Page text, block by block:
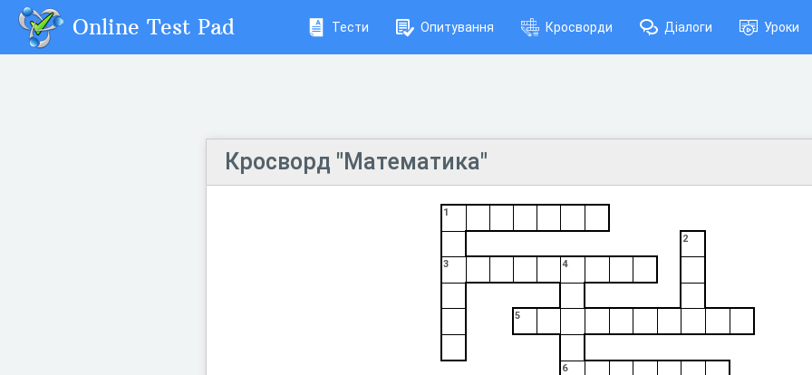
Online Test Pad Тести Опитування Кросворди Діалоги Уроки
Кросворд "Математика"
1
2
3 4
5
6